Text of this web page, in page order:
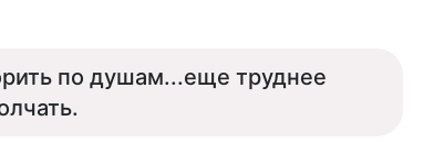
по душам...еще труднее